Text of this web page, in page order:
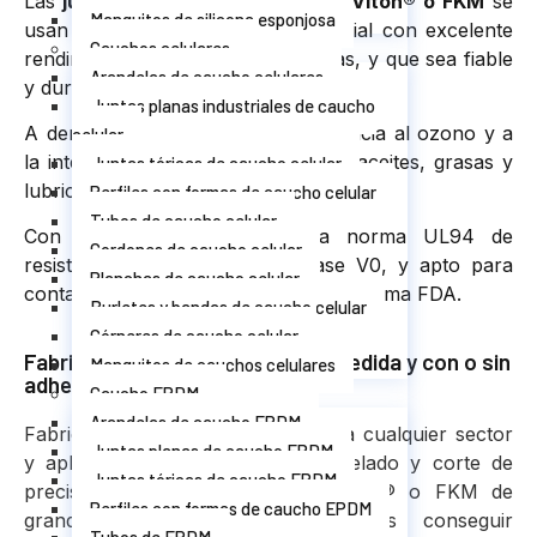
Manguitos de silicona esponjosa
Cauchos celulares
Arandelas de caucho celulares
Juntas planas industriales de caucho
celular
Juntas tóricas de caucho celular
Perfiles con formas de caucho celular
Tubos de caucho celular
Cordones de caucho celular
Planchas de caucho celular
Burletes y bandas de caucho celular
Córneres de caucho celular
Manguitos de cauchos celulares
Caucho EPDM
Arandelas de caucho EPDM
Juntas planas de caucho EPDM
Juntas tóricas de caucho EPDM
Perfiles con formas de caucho EPDM
usan cuando se requiere un material con excelente
rendimiento ante altas temperaturas, y que sea fiable
y duradero.
A demás de tener una gran resistencia al ozono y a
la intemperie, a los hidrocarburos, aceites, grasas y
lubricantes.
Con certificación acorde a la norma UL94 de
resistencia contra el fuego, clase V0, y apto para
contacto con alimentos acorde a la norma FDA.
Fabricantes de juntas planas a medida y con o sin
adhesivo
Fabricamos juntas industriales para cualquier sector
y aplicación, contamos con troquelado y corte de
precisión las juntas planas de Viton® o FKM de
grandes dimensiones las podemos conseguir